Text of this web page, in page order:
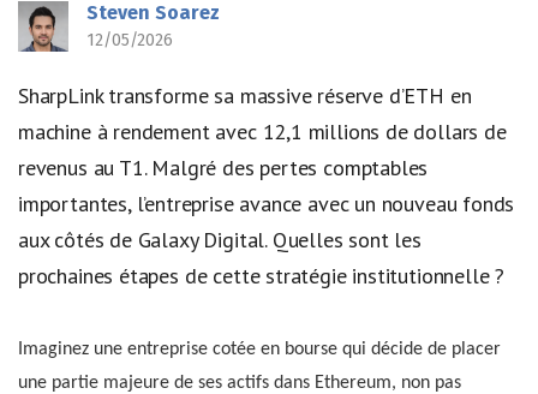
Steven Soarez
12/05/2026
SharpLink transforme sa massive réserve d’ETH en
machine à rendement avec 12,1 millions de dollars de
revenus au T1. Malgré des pertes comptables
importantes, l’entreprise avance avec un nouveau fonds
aux côtés de Galaxy Digital. Quelles sont les
prochaines étapes de cette stratégie institutionnelle ?
Imaginez une entreprise cotée en bourse qui décide de placer
une partie majeure de ses actifs dans Ethereum, non pas